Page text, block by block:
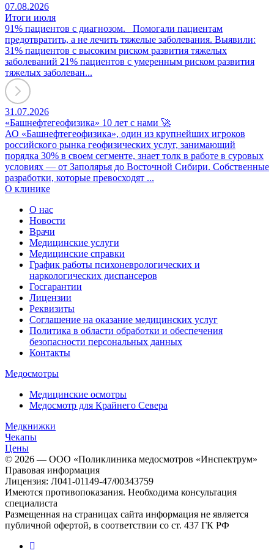
07.08.2026
Итоги июля
91% пациентов с диагнозом. Помогали пациентам
предотвратить, а не лечить тяжелые заболевания. Выявили:
31% пациентов с высоким риском развития тяжелых
заболеваний 21% пациентов с умеренным риском развития
тяжелых заболеван...
31.07.2026
«Башнефтегеофизика» 10 лет с нами 🚀
АО «Башнефтегеофизика», один из крупнейших игроков
российского рынка геофизических услуг, занимающий
порядка 30% в своем сегменте, знает толк в работе в суровых
условиях — от Заполярья до Восточной Сибири. Собственные
разработки, которые превосходят ...
О клинике
О нас
Новости
Врачи
Медицинские услуги
Медицинские справки
График работы психоневрологических и
наркологических диспансеров
Госгарантии
Лицензии
Реквизиты
Соглашение на оказание медицинских услуг
Политика в области обработки и обеспечения
безопасности персональных данных
Контакты
Медосмотры
Медицинские осмотры
Медосмотр для Крайнего Севера
Медкнижки
Чекапы
Цены
© 2026 — ООО «Поликлиника медосмотров «Инспектрум»
Правовая информация
Лицензия: Л041-01149-47/00343759
Имеются противопоказания. Необходима консультация
специалиста
Размещенная на страницах сайта информация не является
публичной офертой, в соответствии со ст. 437 ГК РФ